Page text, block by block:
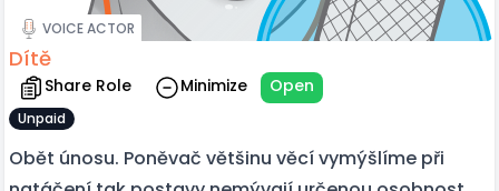
VOICE ACTOR
Dítě
Share Role Minimize Open
Unpaid
Obět únosu. Poněvač většinu věcí vymýšlíme při